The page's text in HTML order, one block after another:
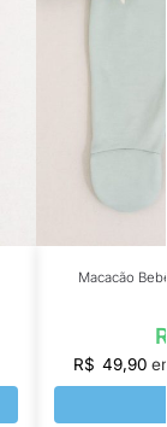
Macacão
R$ 49,90